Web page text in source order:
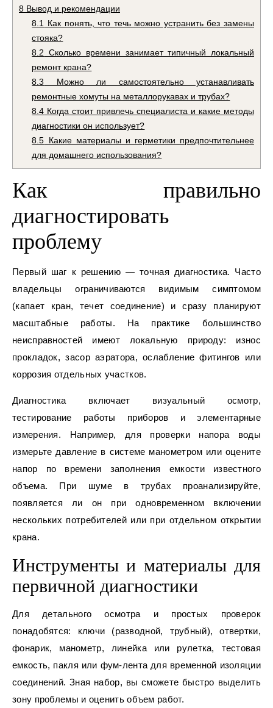
8 Вывод и рекомендации
8.1 Как понять, что течь можно устранить без замены
стояка?
8.2 Сколько времени занимает типичный локальный
ремонт крана?
8.3 Можно ли самостоятельно устанавливать
ремонтные хомуты на металлорукавах и трубах?
8.4 Когда стоит привлечь специалиста и какие методы
диагностики он использует?
8.5 Какие материалы и герметики предпочтительнее
для домашнего использования?
Как правильно
диагностировать
проблему
Первый шаг к решению — точная диагностика. Часто
владельцы ограничиваются видимым симптомом
(капает кран, течет соединение) и сразу планируют
масштабные работы. На практике большинство
неисправностей имеют локальную природу: износ
прокладок, засор аэратора, ослабление фитингов или
коррозия отдельных участков.
Диагностика включает визуальный осмотр,
тестирование работы приборов и элементарные
измерения. Например, для проверки напора воды
измерьте давление в системе манометром или оцените
напор по времени заполнения емкости известного
объема. При шуме в трубах проанализируйте,
появляется ли он при одновременном включении
нескольких потребителей или при отдельном открытии
крана.
Инструменты и материалы для
первичной диагностики
Для детального осмотра и простых проверок
понадобятся: ключи (разводной, трубный), отвертки,
фонарик, манометр, линейка или рулетка, тестовая
емкость, пакля или фум-лента для временной изоляции
соединений. Зная набор, вы сможете быстро выделить
зону проблемы и оценить объем работ.